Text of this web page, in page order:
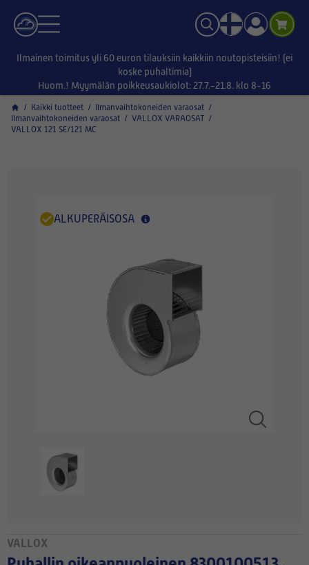
Ilmainen toimitus yli 60 euron tilauksiin kaikkiin noutopisteisiin! (ei
koske puhaltimia)
Huom.! Myymälän poikkeusaukiolot: 27.7.-21.8. klo 8-16
/ Kaikki tuotteet / Ilmanvaihtokoneiden varaosat /
Ilmanvaihtokoneiden varaosat / VALLOX VARAOSAT /
VALLOX 121 SE/121 MC
ALKUPERÄISOSA
VALLOX